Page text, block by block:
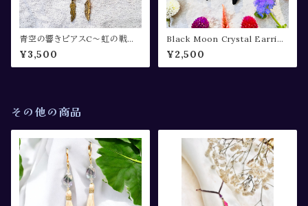
青空の響きピアスC〜虹の戦士c
ollection〜〜
¥3,500
Black Moon Crystal Earring
s〜Witch‘s Selection〜
¥2,500
その他の商品